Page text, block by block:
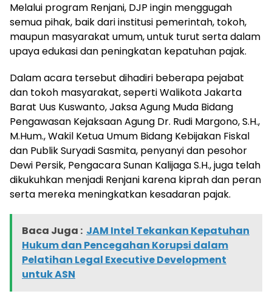
Melalui program Renjani, DJP ingin menggugah
semua pihak, baik dari institusi pemerintah, tokoh,
maupun masyarakat umum, untuk turut serta dalam
upaya edukasi dan peningkatan kepatuhan pajak.
Dalam acara tersebut dihadiri beberapa pejabat
dan tokoh masyarakat, seperti Walikota Jakarta
Barat Uus Kuswanto, Jaksa Agung Muda Bidang
Pengawasan Kejaksaan Agung Dr. Rudi Margono, S.H.,
M.Hum., Wakil Ketua Umum Bidang Kebijakan Fiskal
dan Publik Suryadi Sasmita, penyanyi dan pesohor
Dewi Persik, Pengacara Sunan Kalijaga S.H., juga telah
dikukuhkan menjadi Renjani karena kiprah dan peran
serta mereka meningkatkan kesadaran pajak.
Baca Juga : JAM Intel Tekankan Kepatuhan
Hukum dan Pencegahan Korupsi dalam
Pelatihan Legal Executive Development
untuk ASN